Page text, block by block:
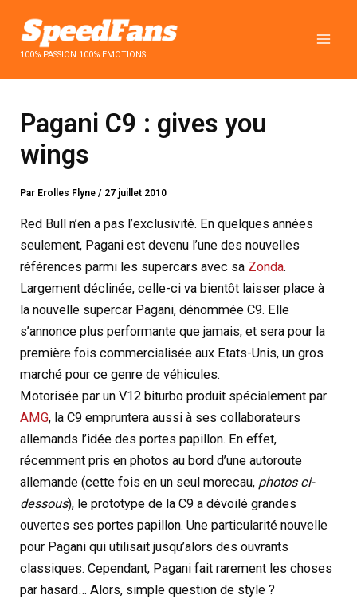
contenu100% PASSION 100% EMOTIONS
Pagani C9 : gives you
wings
Par Erolles Flyne/ 27 juillet 2010
Red Bull n’en a pas l’exclusivité. En quelques années
seulement, Pagani est devenu l’une des nouvelles
références parmi les supercars avec sa Zonda.
Largement déclinée, celle-ci va bientôt laisser place à
la nouvelle supercar Pagani, dénommée C9. Elle
s’annonce plus performante que jamais, et sera pour la
première fois commercialisée aux Etats-Unis, un gros
marché pour ce genre de véhicules.
Motorisée par un V12 biturbo produit spécialement par
AMG, la C9 empruntera aussi à ses collaborateurs
allemands l’idée des portes papillon. En effet,
récemment pris en photos au bord d’une autoroute
allemande (cette fois en un seul morecau, photos ci-
dessous), le prototype de la C9 a dévoilé grandes
ouvertes ses portes papillon. Une particularité nouvelle
pour Pagani qui utilisait jusqu’alors des ouvrants
classiques. Cependant, Pagani fait rarement les choses
par hasard… Alors, simple question de style ?